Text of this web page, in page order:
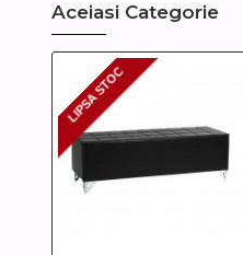
Aceiasi Categorie
LIPSA STOC
LIPSA STOC